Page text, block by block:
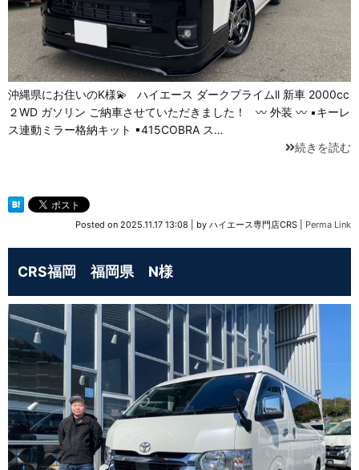
沖縄県にお住いのK様💫 ハイエース ダークプライムll 新車 2000cc
２WD ガソリン ご納車させていただきました！ 〰 外装 〰 ▪キーレ
ス連動ミラー格納キット ▪415COBRA ス…
続きを読む
Posted on 2025.11.17 13:08 by ハイエース専門店CRS Perma Link
CRS福岡 福岡県 N様